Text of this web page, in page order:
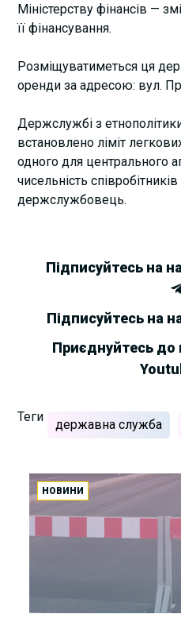
Міністерству фінансів —
її фінансування.
Розміщуватиметься ця
оренди за адресою: вул.
Держслужбі з
встановлено ліміт
одного для центрального
чисельність
держслужбовець.
Підписуйтесь на
Підписуйтесь на
Приєднуйтесь до
Теги
державна служба
НОВИНИ